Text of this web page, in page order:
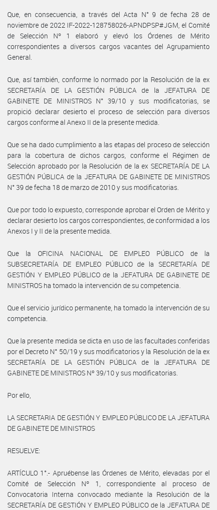
Que, en consecuencia, a través del Acta N° 9 de fecha 28 de
noviembre de 2022 IF-2022-128758026-APNDPSP#JGM, el Comité
de Selección Nº 1 elaboró y elevó los Órdenes de Mérito
correspondientes a diversos cargos vacantes del Agrupamiento
General.
Que, así también, conforme lo normado por la Resolución de la ex
SECRETARÍA DE LA GESTIÓN PÚBLICA de la JEFATURA DE
GABINETE DE MINISTROS N° 39/10 y sus modificatorias, se
propició declarar desierto el proceso de selección para diversos
cargos conforme al Anexo II de la presente medida.
Que se ha dado cumplimiento a las etapas del proceso de selección
para la cobertura de dichos cargos, conforme el Régimen de
Selección aprobado por la Resolución de la ex SECRETARÍA DE LA
GESTIÓN PÚBLICA de la JEFATURA DE GABINETE DE MINISTROS
N° 39 de fecha 18 de marzo de 2010 y sus modificatorias.
Que por todo lo expuesto, corresponde aprobar el Orden de Mérito y
declarar desierto los cargos correspondientes, de conformidad a los
Anexos I y II de la presente medida.
Que la OFICINA NACIONAL DE EMPLEO PÚBLICO de la
SUBSECRETARÍA DE EMPLEO PÚBLICO de la SECRETARÍA DE
GESTIÓN Y EMPLEO PÚBLICO de la JEFATURA DE GABINETE DE
MINISTROS ha tomado la intervención de su competencia.
Que el servicio jurídico permanente, ha tomado la intervención de su
competencia.
Que la presente medida se dicta en uso de las facultades conferidas
por el Decreto N° 50/19 y sus modificatorios y la Resolución de la ex
SECRETARÍA DE LA GESTIÓN PÚBLICA de la JEFATURA DE
GABINETE DE MINISTROS Nº 39/10 y sus modificatorias.
Por ello,
LA SECRETARIA DE GESTIÓN Y EMPLEO PÚBLICO DE LA JEFATURA
DE GABINETE DE MINISTROS
RESUELVE:
ARTÍCULO 1°.- Apruébense las Órdenes de Mérito, elevadas por el
Comité de Selección Nº 1, correspondiente al proceso de
Convocatoria Interna convocado mediante la Resolución de la
SECRETARÍA DE GESTIÓN Y EMPLEO PÚBLICO de la JEFATURA DE